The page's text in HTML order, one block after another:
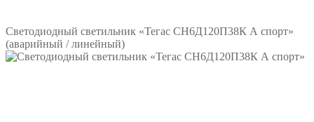
Светодиодный светильник «Тегас СН6Д120П38К А спорт»
(аварийный / линейный)